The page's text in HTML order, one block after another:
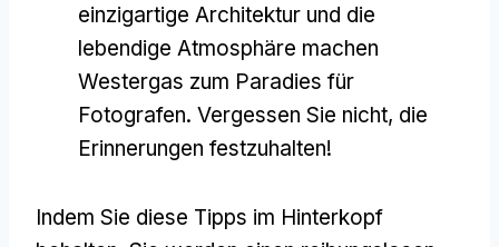
einzigartige Architektur und die
lebendige Atmosphäre machen
Westergas zum Paradies für
Fotografen. Vergessen Sie nicht, die
Erinnerungen festzuhalten!
Indem Sie diese Tipps im Hinterkopf